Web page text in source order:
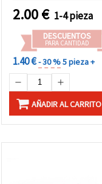
2.00€ 1-4 pieza
DESCUENTOS
PARA CANTIDAD
1.40 €- 30 %5 pieza +
AÑADIR AL CARRITO